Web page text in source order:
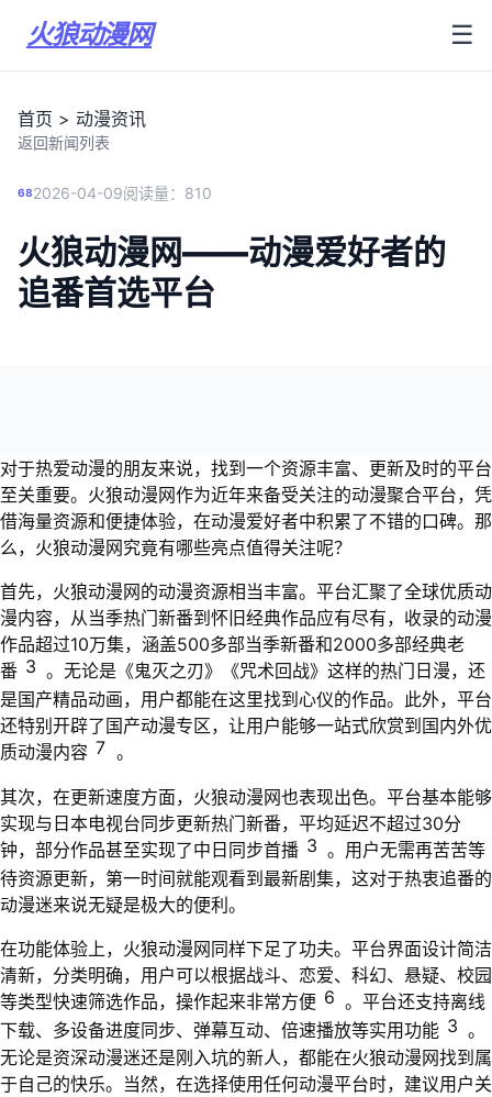
火狼动漫网 ☰
首页 > 动漫资讯
返回新闻列表
682026-04-09阅读量：810
火狼动漫网——动漫爱好者的
追番首选平台
对于热爱动漫的朋友来说，找到一个资源丰富、更新及时的平台
至关重要。火狼动漫网作为近年来备受关注的动漫聚合平台，凭
借海量资源和便捷体验，在动漫爱好者中积累了不错的口碑。那
么，火狼动漫网究竟有哪些亮点值得关注呢？
首先，火狼动漫网的动漫资源相当丰富。平台汇聚了全球优质动
漫内容，从当季热门新番到怀旧经典作品应有尽有，收录的动漫
作品超过10万集，涵盖500多部当季新番和2000多部经典老
番 3 。无论是《鬼灭之刃》《咒术回战》这样的热门日漫，还
是国产精品动画，用户都能在这里找到心仪的作品。此外，平台
还特别开辟了国产动漫专区，让用户能够一站式欣赏到国内外优
质动漫内容 7 。
其次，在更新速度方面，火狼动漫网也表现出色。平台基本能够
实现与日本电视台同步更新热门新番，平均延迟不超过30分
钟，部分作品甚至实现了中日同步首播 3 。用户无需再苦苦等
待资源更新，第一时间就能观看到最新剧集，这对于热衷追番的
动漫迷来说无疑是极大的便利。
在功能体验上，火狼动漫网同样下足了功夫。平台界面设计简洁
清新，分类明确，用户可以根据战斗、恋爱、科幻、悬疑、校园
等类型快速筛选作品，操作起来非常方便 6 。平台还支持离线
下载、多设备进度同步、弹幕互动、倍速播放等实用功能 3 。
无论是资深动漫迷还是刚入坑的新人，都能在火狼动漫网找到属
于自己的快乐。当然，在选择使用任何动漫平台时，建议用户关